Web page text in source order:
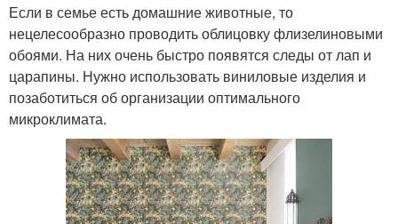
Если в семье есть домашние животные, то
нецелесообразно проводить облицовку флизелиновыми
обоями. На них очень быстро появятся следы от лап и
царапины. Нужно использовать виниловые изделия и
позаботиться об организации оптимального
микроклимата.